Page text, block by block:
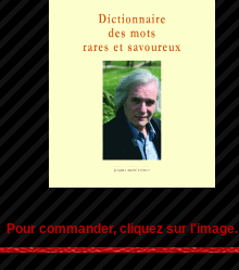
Pour commander, cliquez sur l'image.